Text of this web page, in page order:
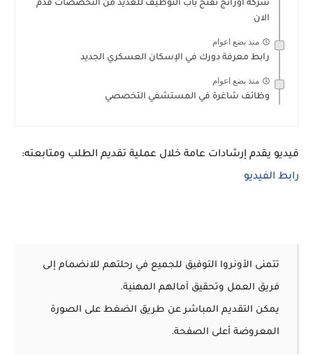
شركة اورانج تفتح باب التوظيف للعديد من التخصصات قدم
الان
منذ بضع اعوام
رابط معرفة دورك في الإسكان العسكري الجديد
منذ بضع اعوام
وظائف شاغرة في المستشفي التخصصي
فيديو يقدم إرشادات عامة خلال عملية تقديم الطلب ومتابعته:
رابط الفيديو
تتمنى الأونروا التوفيق للجميع في رحلتهم للانضمام إلى
فريق العمل وتحقيق آمالهم المهنية.
يمكن التقديم المباشر عن طريق الضغط على الصورة
المعروضة أعلى الصفحة.